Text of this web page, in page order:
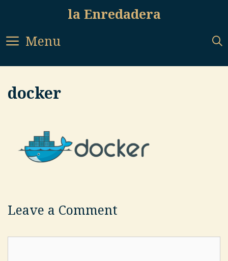
content
la Enredadera
Menu
docker
Leave a Comment